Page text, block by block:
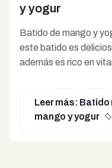
y yogur
Batido de mango y
este batido es
además es rico en
Leer más:
mango y yogur